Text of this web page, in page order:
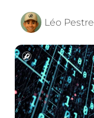
Léo Pestre